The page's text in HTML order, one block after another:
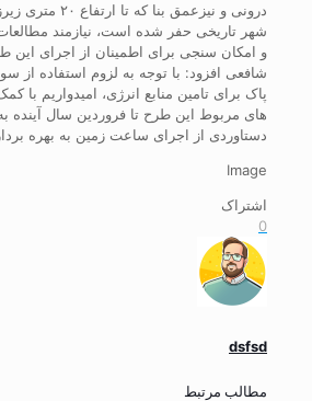
درونی و نیزعمق بنا که تا
شهر تاریخی حفر شده است، نیازمند
و امکان سنجی برای اطمینان از اجرای
شافعی افزود: با توجه به لزوم استفاده از
پاک برای تامین منابع انرژی، امیدواریم با
های مربوط این طرح تا فروردین سال آینده
دستاوردی از اجرای ساعت زمین به بهره
Image
اشتراک
0
dsfsd
مطالب مرتبط